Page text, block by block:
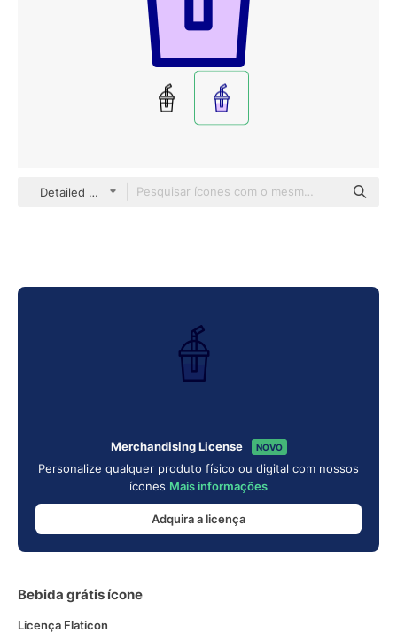
Detailed Mixed Lineal color
Merchandising License NOVO
Personalize qualquer produto físico ou digital com nossos
ícones Mais informações
Adquira a licença
Bebida grátis ícone
Licença Flaticon